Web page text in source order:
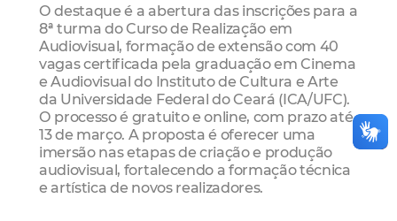
O destaque é a abertura das inscrições para a
8ª turma do Curso de Realização em
Audiovisual, formação de extensão com 40
vagas certificada pela graduação em Cinema
e Audiovisual do Instituto de Cultura e Arte
da Universidade Federal do Ceará (ICA/UFC).
O processo é gratuito e online, com prazo até
13 de março. A proposta é oferecer uma
imersão nas etapas de criação e produção
audiovisual, fortalecendo a formação técnica
e artística de novos realizadores.